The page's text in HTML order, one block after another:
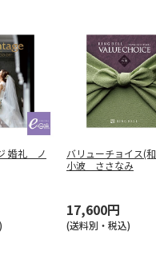
婚礼 ノ
バリューチョイス
小波 ささなみ
17,600円
(送料別・税込)